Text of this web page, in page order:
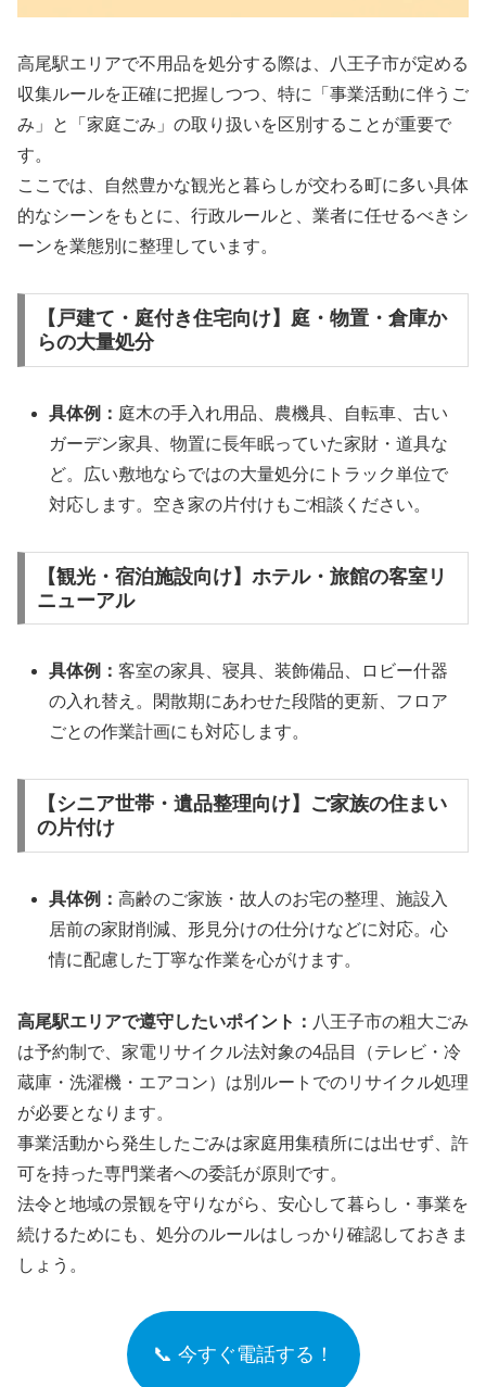
高尾駅エリアで不用品を処分する際は、八王子市が定める
収集ルールを正確に把握しつつ、特に「事業活動に伴うご
み」と「家庭ごみ」の取り扱いを区別することが重要で
す。
ここでは、自然豊かな観光と暮らしが交わる町に多い具体
的なシーンをもとに、行政ルールと、業者に任せるべきシ
ーンを業態別に整理しています。
【戸建て・庭付き住宅向け】庭・物置・倉庫か
らの大量処分
具体例： 庭木の手入れ用品、農機具、自転車、古い
ガーデン家具、物置に長年眠っていた家財・道具な
ど。広い敷地ならではの大量処分にトラック単位で
対応します。空き家の片付けもご相談ください。
【観光・宿泊施設向け】ホテル・旅館の客室リ
ニューアル
具体例：客室の家具、寝具、装飾備品、ロビー什器
の入れ替え。閑散期にあわせた段階的更新、フロア
ごとの作業計画にも対応します。
【シニア世帯・遺品整理向け】ご家族の住まい
の片付け
具体例：高齢のご家族・故人のお宅の整理、施設入
居前の家財削減、形見分けの仕分けなどに対応。心
情に配慮した丁寧な作業を心がけます。
高尾駅エリアで遵守したいポイント： 八王子市の粗大ごみ
は予約制で、家電リサイクル法対象の4品目（テレビ・冷
蔵庫・洗濯機・エアコン）は別ルートでのリサイクル処理
が必要となります。
事業活動から発生したごみは家庭用集積所には出せず、許
可を持った専門業者への委託が原則です。
法令と地域の景観を守りながら、安心して暮らし・事業を
続けるためにも、処分のルールはしっかり確認しておきま
しょう。
📞 今すぐ電話する！